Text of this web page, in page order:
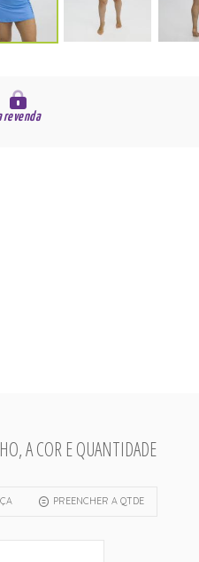
revenda
A COR E QUANTIDADE
PREENCHER A QTDE